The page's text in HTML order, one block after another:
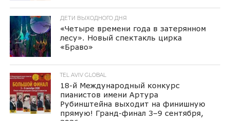
ДЕТИ ВЫХОДНОГО ДНЯ
«Четыре времени года в затерянном
лесу». Новый спектакль цирка
«Браво»
TEL AVIV GLOBAL
18-й Международный конкурс
пианистов имени Артура
Рубинштейна выходит на финишную
прямую! Гранд-финал 3–9 сентября,